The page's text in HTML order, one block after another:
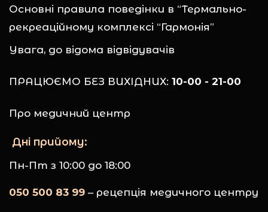
Основні правила поведінки в “Термально-
рекреаційному комплексі “Гармонія”
Увага, до відома відвідувачів
ПРАЦЮЄМО БЕЗ ВИХІДНИХ: 10-00 - 21-00
Про медичний центр
Дні прийому:
Пн-Пт з 10:00 до 18:00
050 500 83 99 – рецепція медичного центру